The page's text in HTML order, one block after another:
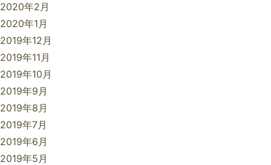
2020年2月
2020年1月
2019年12月
2019年11月
2019年10月
2019年9月
2019年8月
2019年7月
2019年6月
2019年5月